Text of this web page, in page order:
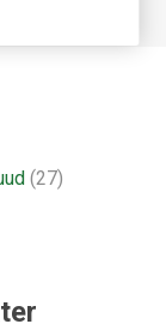
(27)